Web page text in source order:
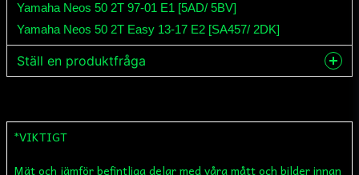
Yamaha Neos 50 2T 97-01 E1 [5AD/ 5BV]
Yamaha Neos 50 2T Easy 13-17 E2 [SA457/ 2DK]
Ställ en produktfråga
*VIKTIGT
Mät och jämför befintliga delar med våra mått och bilder innan